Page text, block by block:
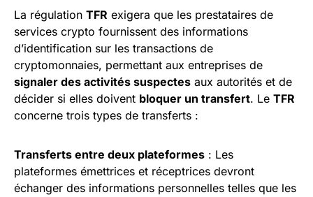
La régulation TFR exigera que les prestataires de
services crypto fournissent des informations
d’identification sur les transactions de
cryptomonnaies, permettant aux entreprises de
signaler des activités suspectes aux autorités et de
décider si elles doivent bloquer un transfert. Le TFR
concerne trois types de transferts :
Transferts entre deux plateformes : Les
plateformes émettrices et réceptrices devront
échanger des informations personnelles telles que les